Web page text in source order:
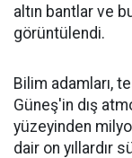
altın bantlar ve
görüntülendi.
Bilim adamları,
Güneş'in dış
yüzeyinden
dair on yıllardır